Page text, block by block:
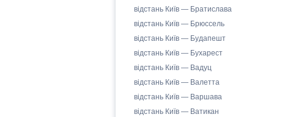
відстань Київ — Братислава
відстань Київ — Брюссель
відстань Київ — Будапешт
відстань Київ — Бухарест
відстань Київ — Вадуц
відстань Київ — Валетта
відстань Київ — Варшава
відстань Київ — Ватикан